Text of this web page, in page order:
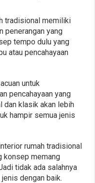
tradisional memiliki
penerangan yang
tempo dulu yang
atau pencahayaan
untuk
pencahayaan yang
dan klasik akan lebih
hampir semua jenis
rumah tradisional
konsep memang
tidak ada salahnya
dengan baik.